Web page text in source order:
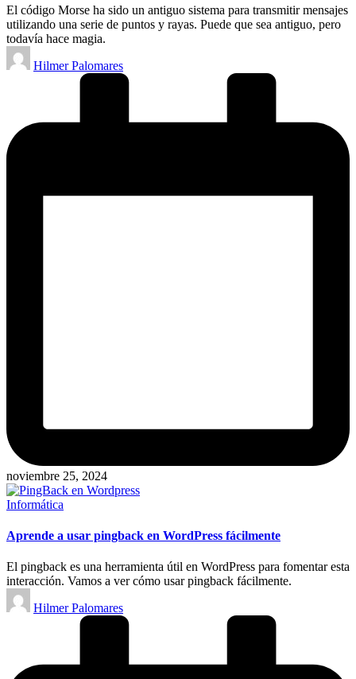
El código Morse ha sido un antiguo sistema para transmitir mensajes
utilizando una serie de puntos y rayas. Puede que sea antiguo, pero
todavía hace magia.
Publicado
por
Hilmer Palomares
noviembre 25, 2024
Publicado
Informática
Aprende a usar pingback en WordPress fácilmente
El pingback es una herramienta útil en WordPress para fomentar esta
interacción. Vamos a ver cómo usar pingback fácilmente.
Publicado
por
Hilmer Palomares